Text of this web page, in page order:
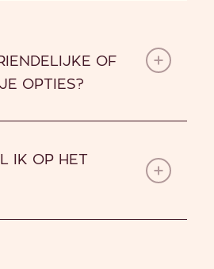
OF
OPTIES?
IK OP HET